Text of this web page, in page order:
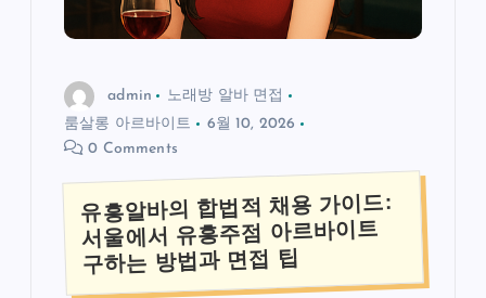
admin
노래방 알바 면접
룸살롱 아르바이트
6월 10, 2026
0 Comments
유흥알바의 합법적 채용 가이드:
서울에서 유흥주점 아르바이트
구하는 방법과 면접 팁